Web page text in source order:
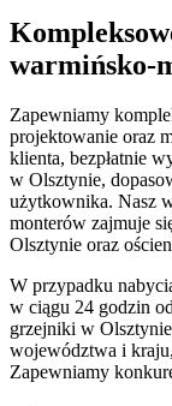
warmińsko-
Zapewniamy
projektowanie oraz
klienta, bezpłatnie
w Olsztynie,
użytkownika. Nasz
monterów zajmuje
Olsztynie oraz
W przypadku
w ciągu 24 godzin
grzejniki w
województwa i
Zapewniamy